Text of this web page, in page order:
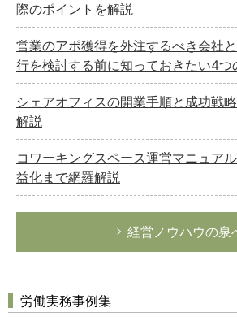
際のポイントを解説
営業のアポ獲得を外注するべき会社
行を検討する前に知っておきたい4つ
シェアオフィスの開業手順と成功戦
解説
コワーキングスペース運営マニュア
益化まで網羅解説
経営ノウハウの泉
労働実務事例集